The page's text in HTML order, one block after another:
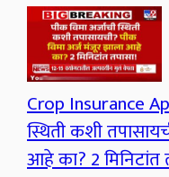
Crop Insurance
स्थिती कशी
आहे का? 2 मिनिटांत